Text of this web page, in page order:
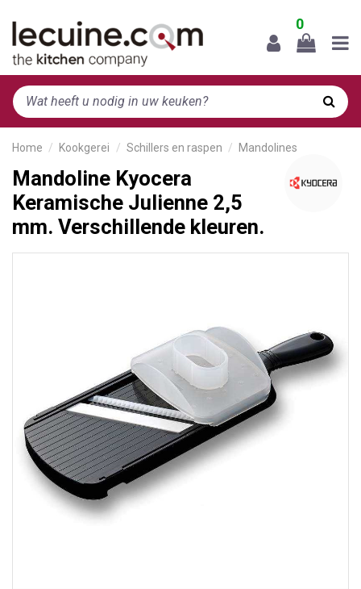
0
Home Kookgerei Schillers en raspen Mandolines
Mandoline Kyocera
Keramische Julienne 2,5
mm. Verschillende kleuren.